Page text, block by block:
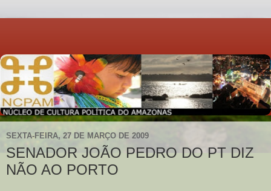
SEXTA-FEIRA, 27 DE MARÇO DE 2009
SENADOR JOÃO PEDRO DO PT DIZ
NÃO AO PORTO